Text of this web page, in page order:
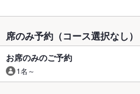
席のみ予約（コース選択なし）
お席のみのご予約
1名～